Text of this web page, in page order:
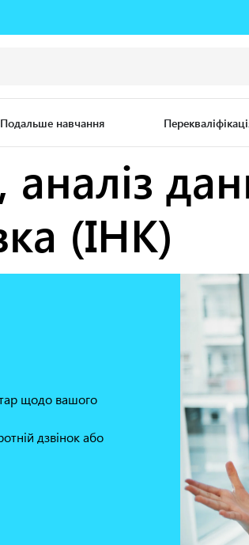
Подальше навчання
аналіз
(IHK)
щодо вашого
дзвінок або